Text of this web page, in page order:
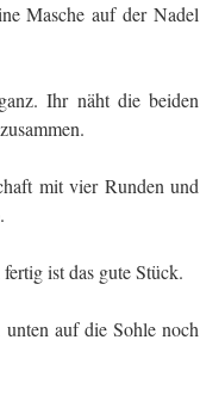
Masche auf der Nadel
Ihr näht die beiden
mit vier Runden und
ist das gute Stück.
auf die Sohle noch